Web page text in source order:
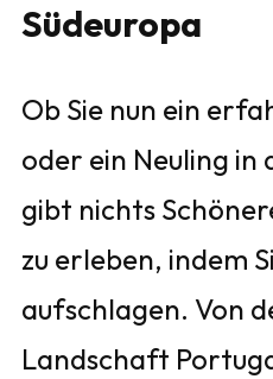
Südeuropa
Ob Sie nun ein
oder ein Neuling in
gibt nichts
zu erleben, indem
aufschlagen. Von
Landschaft